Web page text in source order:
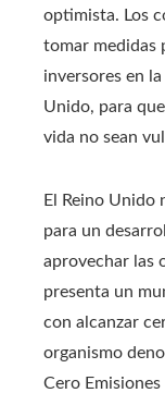
optimista. Los
tomar medidas
inversores en
Unido, para
vida no sean
El Reino Unido
para un
aprovechar las
presenta un
con alcanzar
organismo
Cero